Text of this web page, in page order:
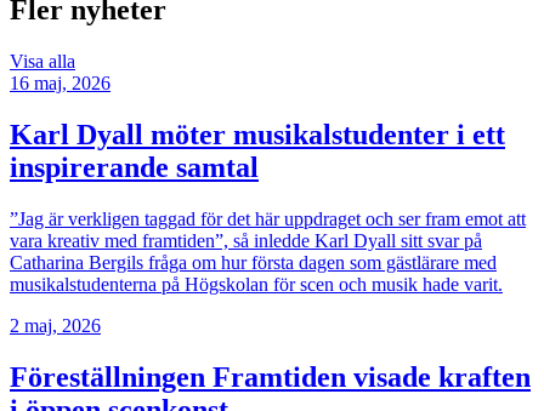
Fler nyheter
Visa alla
16 maj, 2026
Karl Dyall möter musikalstudenter i ett
inspirerande samtal
”Jag är verkligen taggad för det här uppdraget och ser fram emot att
vara kreativ med framtiden”, så inledde Karl Dyall sitt svar på
Catharina Bergils fråga om hur första dagen som gästlärare med
musikalstudenterna på Högskolan för scen och musik hade varit.
2 maj, 2026
Föreställningen Framtiden visade kraften